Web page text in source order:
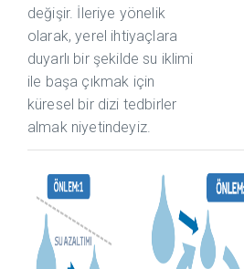
değişir. İleriye yönelik
olarak, yerel ihtiyaçlara
duyarlı bir şekilde su iklimi
ile başa çıkmak için
küresel bir dizi tedbirler
almak niyetindeyiz.